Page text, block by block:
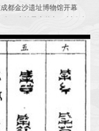
都金沙遗址博物馆开幕
）古埃及文物与四川公众